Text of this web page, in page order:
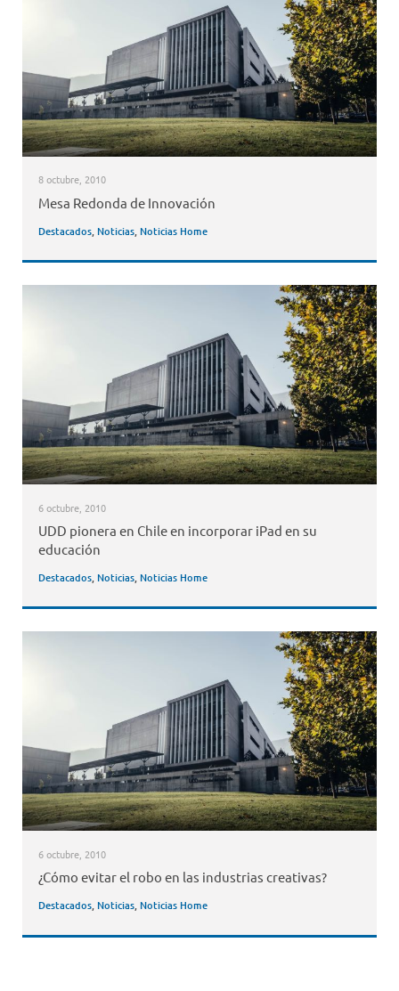
8 octubre, 2010
Mesa Redonda de Innovación
Destacados, Noticias, Noticias Home
6 octubre, 2010
UDD pionera en Chile en incorporar iPad en su
educación
Destacados, Noticias, Noticias Home
6 octubre, 2010
¿Cómo evitar el robo en las industrias creativas?
Destacados, Noticias, Noticias Home